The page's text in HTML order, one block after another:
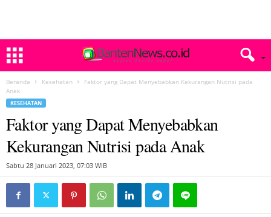
Beranda Kesehatan
Faktor yang Dapat Menyebabkan Kekurangan Nutrisi pada
Anak
KESEHATAN
Faktor yang Dapat Menyebabkan
Kekurangan Nutrisi pada Anak
Sabtu 28 Januari 2023, 07:03 WIB